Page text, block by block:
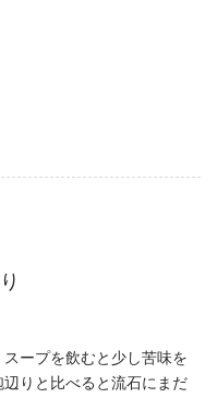
ープを飲むと少し苦味を
りと比べると流石にまだ